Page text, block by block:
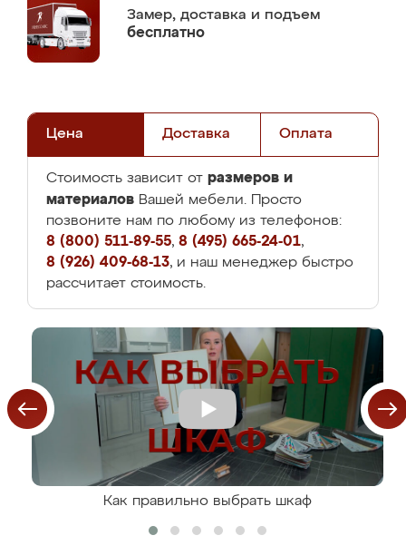
Замер, доставка и подъем
бесплатно
Цена Доставка Оплата
Стоимость зависит от размеров и
материалов Вашей мебели. Просто
позвоните нам по любому из телефонов:
8 (800) 511-89-55, 8 (495) 665-24-01,
8 (926) 409-68-13, и наш менеджер быстро
рассчитает стоимость.
Как правильно выбрать шкаф